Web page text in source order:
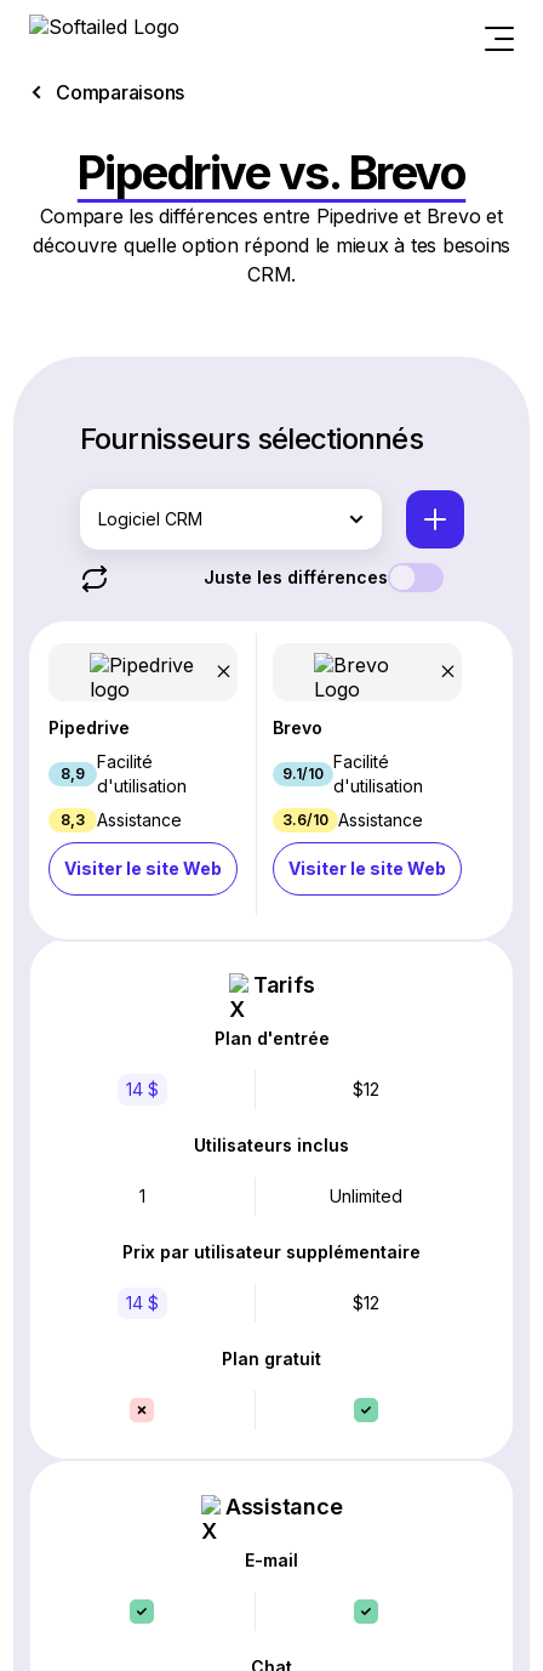
Comparaisons
Pipedrive vs. Brevo
Compare les différences entre Pipedrive et Brevo et
découvre quelle option répond le mieux à tes besoins
CRM.
Fournisseurs sélectionnés
Logiciel CRM
Juste les différences
Pipedrive
8,9
Facilité
d'utilisation
8,3 Assistance
Visiter le site Web
Brevo
9.1/10
Facilité
d'utilisation
3.6/10 Assistance
Visiter le site Web
Tarifs
Plan d'entrée
14 $ $12
Utilisateurs inclus
1 Unlimited
Prix par utilisateur supplémentaire
14 $ $12
Plan gratuit
Assistance
E-mail
Chat